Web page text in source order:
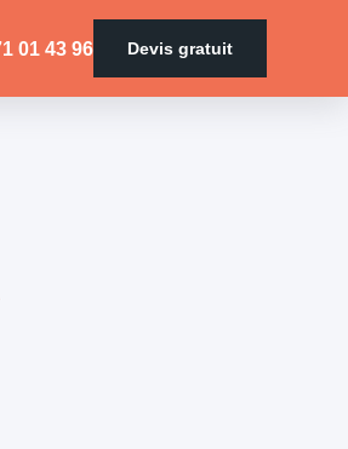
01 43 96 Devis gratuit